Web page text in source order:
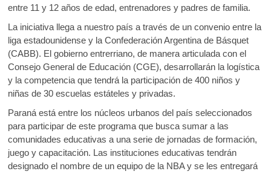
entre 11 y 12 años de edad, entrenadores y padres de familia.
La iniciativa llega a nuestro país a través de un convenio entre la
liga estadounidense y la Confederación Argentina de Básquet
(CABB). El gobierno entrerriano, de manera articulada con el
Consejo General de Educación (CGE), desarrollarán la logística
y la competencia que tendrá la participación de 400 niños y
niñas de 30 escuelas estáteles y privadas.
Paraná está entre los núcleos urbanos del país seleccionados
para participar de este programa que busca sumar a las
comunidades educativas a una serie de jornadas de formación,
juego y capacitación. Las instituciones educativas tendrán
designado el nombre de un equipo de la NBA y se les entregará